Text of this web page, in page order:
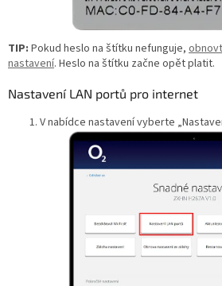
TIP: Pokud heslo na štítku nefunguje,
nastavení. Heslo na štítku začne opět platit.
Nastavení LAN portů pro internet
V nabídce nastavení vyberte